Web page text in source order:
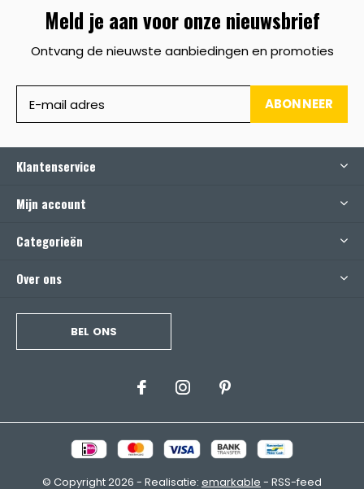
Meld je aan voor onze nieuwsbrief
Ontvang de nieuwste aanbiedingen en promoties
ABONNEER
Klantenservice
Mijn account
Categorieën
Over ons
BEL ONS
© Copyright2026 - Realisatie: emarkable - RSS-feed